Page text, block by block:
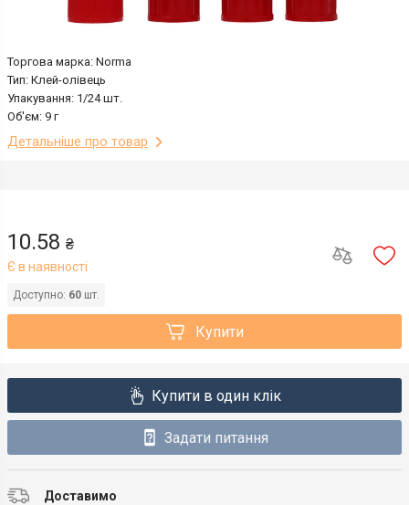
Торгова марка: Norma
Тип: Клей-олівець
Упакування: 1/24 шт.
Об'єм: 9 г
Детальніше про товар
10.58 ₴
Є в наявності
Доступно: 60 шт.
Купити
Купити в один клік
Задати питання
Доставимо